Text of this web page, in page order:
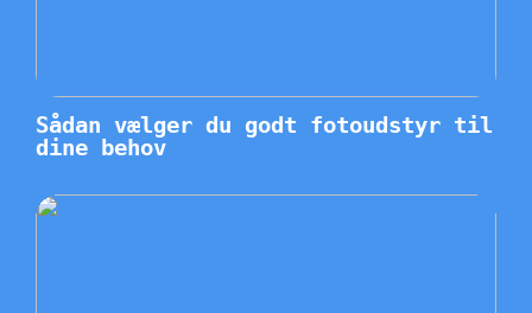
Sådan vælger du godt fotoudstyr til
dine behov